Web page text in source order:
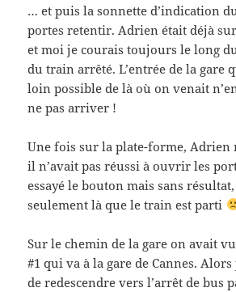
… et puis la sonnette d’indication
portes retentir. Adrien était déjà
et moi je courais toujours le long
du train arrêté. L’entrée de la gare
loin possible de là où on venait
ne pas arriver !
Une fois sur la plate-forme, Adrien
il n’avait pas réussi à ouvrir les
essayé le bouton mais sans résultat,
seulement là que le train est parti
Sur le chemin de la gare on avait
#1 qui va à la gare de Cannes.
de redescendre vers l’arrêt de bus